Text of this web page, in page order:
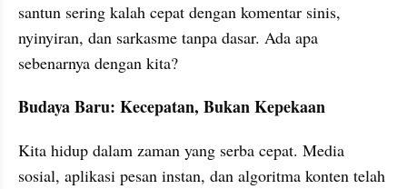
santun sering kalah cepat dengan komentar sinis,
nyinyiran, dan sarkasme tanpa dasar. Ada apa
sebenarnya dengan kita?
Budaya Baru: Kecepatan, Bukan Kepekaan
Kita hidup dalam zaman yang serba cepat. Media
sosial, aplikasi pesan instan, dan algoritma konten telah